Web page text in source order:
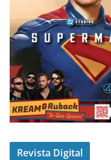
Revista Digital